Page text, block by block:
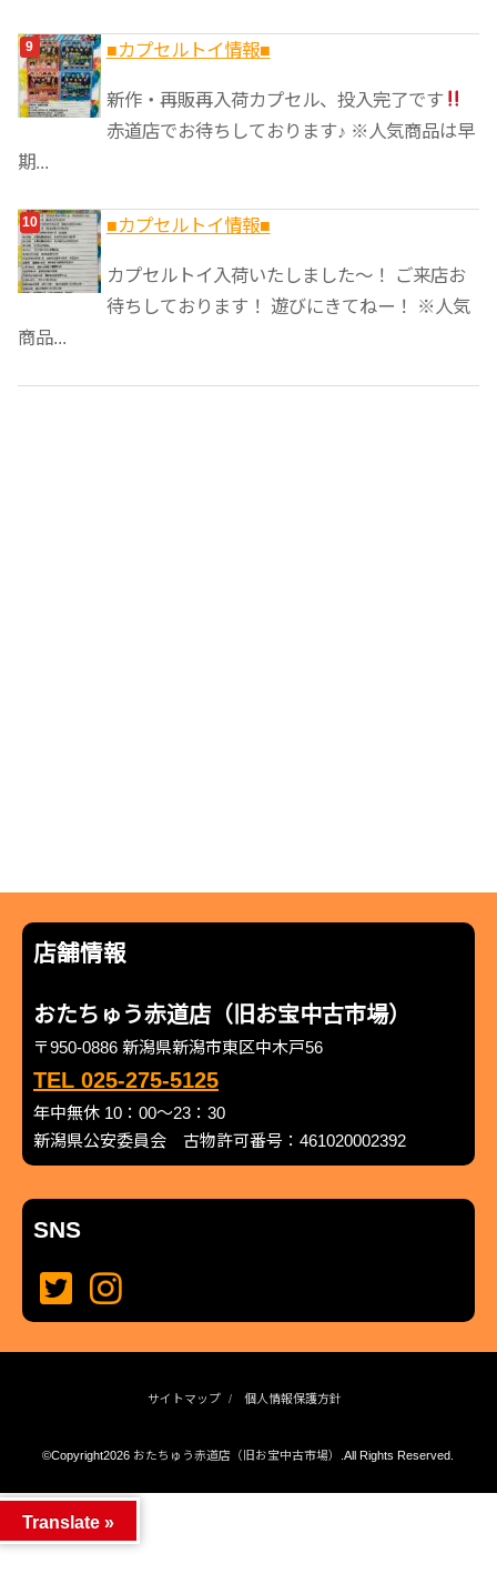
■カプセルトイ情報■
新作・再販再入荷カプセル、投入完了です
赤道店でお待ちしております♪ ※人気商品は早
期...
■カプセルトイ情報■
カプセルトイ入荷いたしました〜！ ご来店お
待ちしております！ 遊びにきてねー！ ※人気
商品...
店舗情報
おたちゅう赤道店（旧お宝中古市場）
〒950-0886 新潟県新潟市東区中木戸56
TEL 025-275-5125
年中無休 10：00～23：30
新潟県公安委員会 古物許可番号：461020002392
SNS
サイトマップ 個人情報保護方針
©Copyright2026 おたちゅう赤道店（旧お宝中古市場） .All Rights Reserved.
Translate »